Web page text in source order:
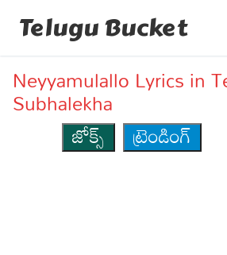
Telugu Bucket
Neyyamulallo Lyrics in
Subhalekha
జోక్స్
ట్రెండింగ్